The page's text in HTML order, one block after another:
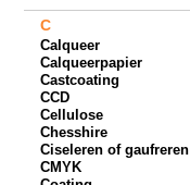
C
Calqueer
Calqueerpapier
Castcoating
CCD
Cellulose
Chesshire
Ciseleren of gaufreren
CMYK